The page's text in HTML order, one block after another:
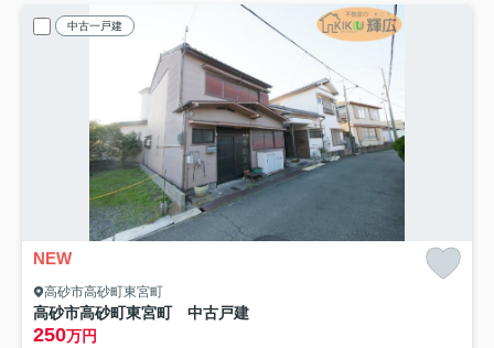
中古一戸建
NEW
高砂市高砂町東宮町
高砂市高砂町東宮町 中古戸建
250万円